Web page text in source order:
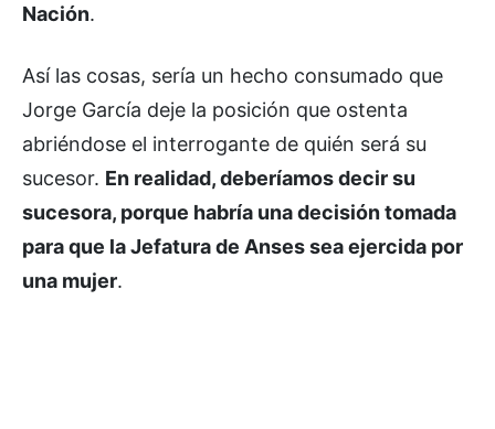
Nación.
Así las cosas, sería un hecho consumado que
Jorge García deje la posición que ostenta
abriéndose el interrogante de quién será su
sucesor. En realidad, deberíamos decir su
sucesora, porque habría una decisión tomada
para que la Jefatura de Anses sea ejercida por
una mujer.